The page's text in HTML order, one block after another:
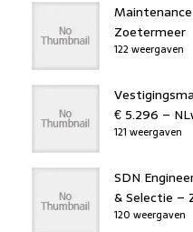
Zoetermeer
122 weergaven
€ 5.296 –
121 weergaven
SDN
& Selectie –
120 weergaven